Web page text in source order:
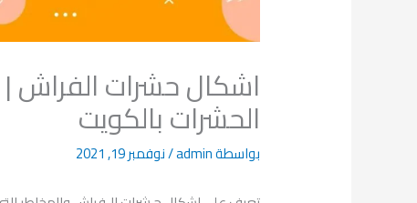
اشكال حشرات الفراش |
الحشرات بالكويت
بواسطةadmin
/نوفمبر 19, 2021